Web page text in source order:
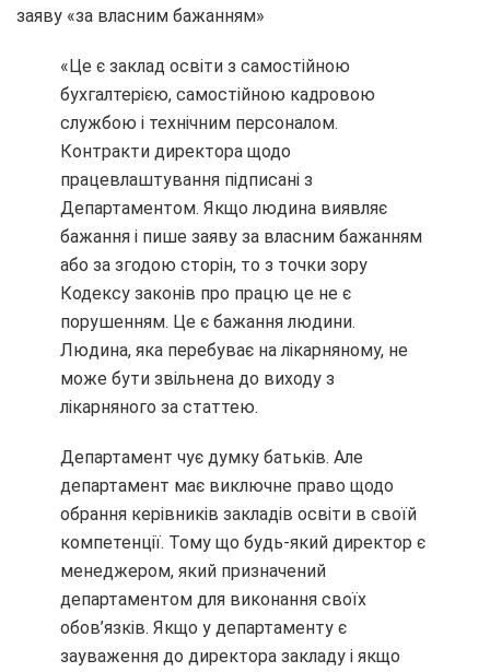
заяву «за власним бажанням»
«Це є заклад освіти з самостійною
бухгалтерією, самостійною кадровою
службою і технічним персоналом.
Контракти директора щодо
працевлаштування підписані з
Департаментом. Якщо людина виявляє
бажання і пише заяву за власним бажанням
або за згодою сторін, то з точки зору
Кодексу законів про працю це не є
порушенням. Це є бажання людини.
Людина, яка перебуває на лікарняному, не
може бути звільнена до виходу з
лікарняного за статтею.
Департамент чує думку батьків. Але
департамент має виключне право щодо
обрання керівників закладів освіти в своїй
компетенції. Тому що будь-який директор є
менеджером, який призначений
департаментом для виконання своїх
обов’язків. Якщо у департаменту є
зауваження до директора закладу і якщо